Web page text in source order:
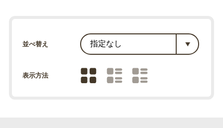
並べ替え
表示方法